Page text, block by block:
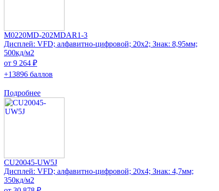
M0220MD-202MDAR1-3
Дисплей: VFD; алфавитно-цифровой; 20x2; Знак: 8,95мм;
500кд/м2
от 9 264 ₽
+13896 баллов
Подробнее
CU20045-UW5J
Дисплей: VFD; алфавитно-цифровой; 20x4; Знак: 4,7мм;
350кд/м2